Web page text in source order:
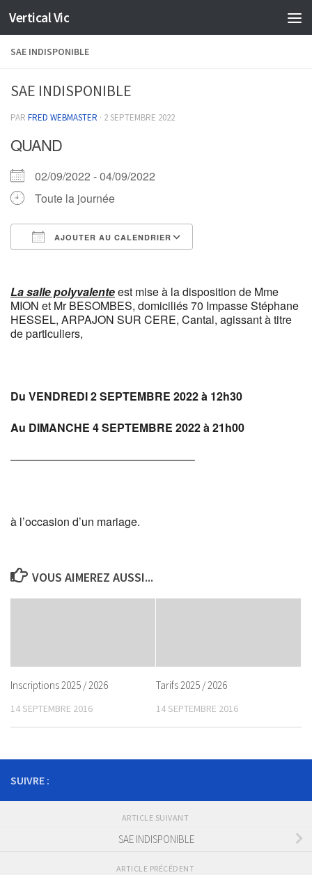
Skip to content
Vertical Vic
SAE INDISPONIBLE
SAE INDISPONIBLE
PAR FRED WEBMASTER · 2 SEPTEMBRE 2022
QUAND
02/09/2022 - 04/09/2022
Toute la journée
AJOUTER AU CALENDRIER
Lasalle polyvalenteest mise à la disposition de Mme
MION et Mr BESOMBES, domiciliés 70 Impasse Stéphane
HESSEL, ARPAJON SUR CERE, Cantal, agissant à titre
de particuliers,
Du VENDREDI 2 SEPTEMBRE 2022 à 12h30
Au DIMANCHE 4 SEPTEMBRE 2022 à 21h00
————————————————–
à l’occasion d’un mariage.
VOUS AIMEREZ AUSSI...
Inscriptions 2025 / 2026
14 SEPTEMBRE 2016
Tarifs 2025 / 2026
14 SEPTEMBRE 2016
SUIVRE :
ARTICLE SUIVANT
SAE INDISPONIBLE
ARTICLE PRÉCÉDENT